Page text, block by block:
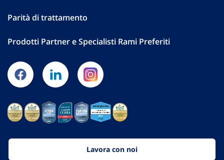
Parità di trattamento
Prodotti Partner e Specialisti Rami Preferiti
Lavora con noi